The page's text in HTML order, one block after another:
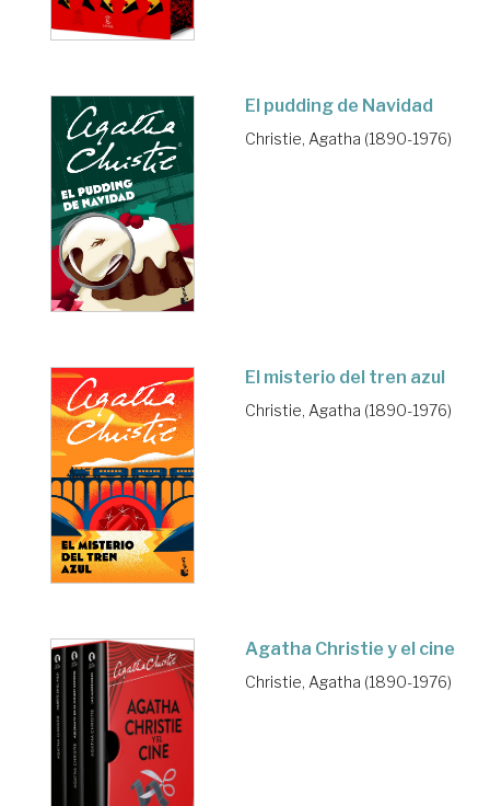
El pudding de Navidad
Christie, Agatha (1890-1976)
El misterio del tren azul
Christie, Agatha (1890-1976)
Agatha Christie y el cine
Christie, Agatha (1890-1976)